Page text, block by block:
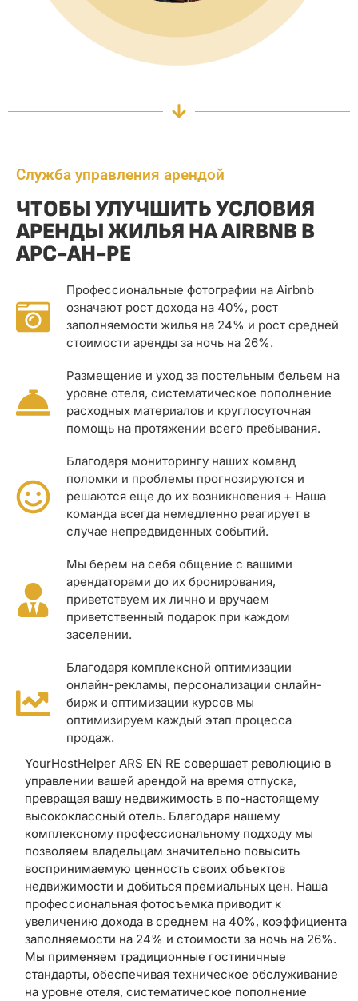
Служба управления арендой
ЧТОБЫ УЛУЧШИТЬ УСЛОВИЯ
АРЕНДЫ ЖИЛЬЯ НА AIRBNB В
АРС-АН-РЕ
Профессиональные фотографии на Airbnb
означают рост дохода на 40%, рост
заполняемости жилья на 24% и рост средней
стоимости аренды за ночь на 26%.
Размещение и уход за постельным бельем на
уровне отеля, систематическое пополнение
расходных материалов и круглосуточная
помощь на протяжении всего пребывания.
Благодаря мониторингу наших команд
поломки и проблемы прогнозируются и
решаются еще до их возникновения + Наша
команда всегда немедленно реагирует в
случае непредвиденных событий.
Мы берем на себя общение с вашими
арендаторами до их бронирования,
приветствуем их лично и вручаем
приветственный подарок при каждом
заселении.
Благодаря комплексной оптимизации
онлайн-рекламы, персонализации онлайн-
бирж и оптимизации курсов мы
оптимизируем каждый этап процесса
продаж.
YourHostHelper ARS EN RE совершает революцию в
управлении вашей арендой на время отпуска,
превращая вашу недвижимость в по-настоящему
высококлассный отель. Благодаря нашему
комплексному профессиональному подходу мы
позволяем владельцам значительно повысить
воспринимаемую ценность своих объектов
недвижимости и добиться премиальных цен. Наша
профессиональная фотосъемка приводит к
увеличению дохода в среднем на 40%, коэффициента
заполняемости на 24% и стоимости за ночь на 26%.
Мы применяем традиционные гостиничные
стандарты, обеспечивая техническое обслуживание
на уровне отеля, систематическое пополнение